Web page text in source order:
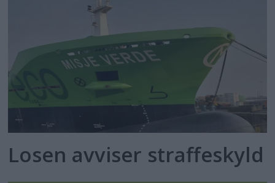
Losen avviser straffeskyld